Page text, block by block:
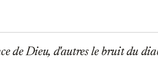
de Dieu, d'autres le bruit du